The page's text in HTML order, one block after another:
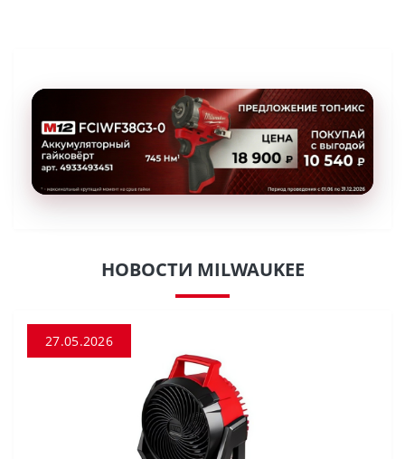
НОВОСТИ MILWAUKEE
27.05.2026